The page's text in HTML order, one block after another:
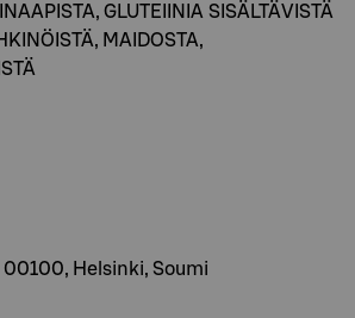
GLUTEIINIA SISÄLTÄVISTÄ
MAIDOSTA,
00100, Helsinki, Soumi